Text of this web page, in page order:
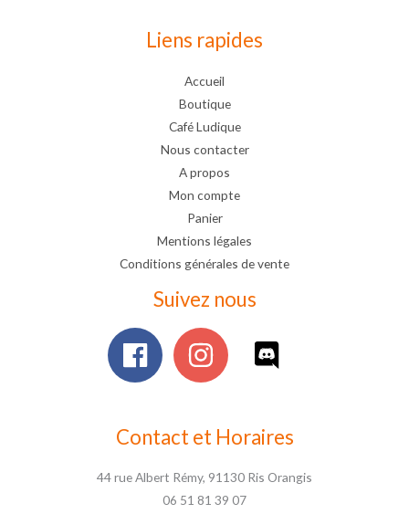
Liens rapides
Accueil
Boutique
Café Ludique
Nous contacter
A propos
Mon compte
Panier
Mentions légales
Conditions générales de vente
Suivez nous
Contact et Horaires
44 rue Albert Rémy, 91130 Ris Orangis
06 51 81 39 07